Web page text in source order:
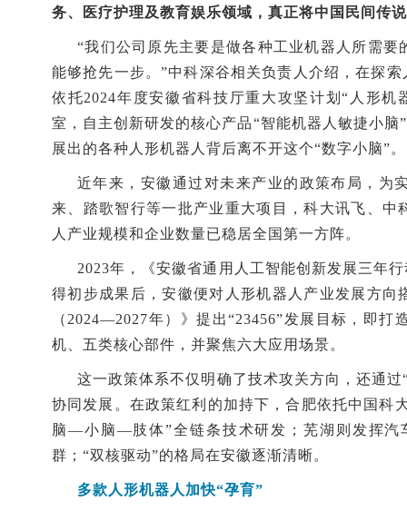
务、医疗护理及教育娱乐领域，真正将中国民间传
“我们公司原先主要是做各种工业机器人所需
能够抢先一步。”中科深谷相关负责人介绍，在探
依托2024年度安徽省科技厅重大攻坚计划“人形
室，自主创新研发的核心产品“智能机器人敏捷小
展出的各种人形机器人背后离不开这个“数字小脑”。
近年来，安徽通过对未来产业的政策布局，为
来、踏歌智行等一批产业重大项目，科大讯飞、
人产业规模和企业数量已稳居全国第一方阵。
2023年，《安徽省通用人工智能创新发展三年
得初步成果后，安徽便对人形机器人产业发展方
（2024—2027年）》提出“23456”发展目标，即
机、五类核心部件，并聚焦六大应用场景。
这一政策体系不仅明确了技术攻关方向，还通
协同发展。在政策红利的加持下，合肥依托中国科
脑—小脑—肢体”全链条技术研发；芜湖则发挥汽
群；“双核驱动”的格局在安徽逐渐清晰。
多款人形机器人加快“孕育”